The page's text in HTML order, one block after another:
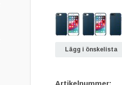
Lägg i önskelista
Artikelnummer: